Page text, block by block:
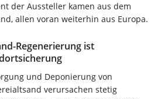
der Aussteller kamen aus dem
allen voran weiterhin aus Europa.
Regenerierung ist
und Deponierung von
verursachen stetig